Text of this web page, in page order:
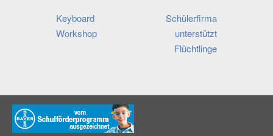
Beitragsnavigation
Keyboard
Workshop
Schülerfirma
unterstützt
Flüchtlinge